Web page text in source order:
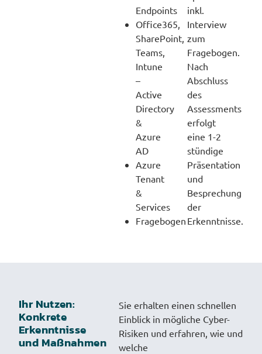
Endpoints
Office365,
SharePoint,
Teams,
Intune
–
Active
Directory
&
Azure
AD
Azure
Tenant
&
Services
Fragebogen
inkl.
Interview
zum
Fragebogen.
Nach
Abschluss
des
Assessments
erfolgt
eine 1-2
stündige
Präsentation
und
Besprechung
der
Erkenntnisse.
Ihr Nutzen:
Konkrete
Erkenntnisse
und Maßnahmen
Sie erhalten einen schnellen
Einblick in mögliche Cyber-
Risiken und erfahren, wie und
welche